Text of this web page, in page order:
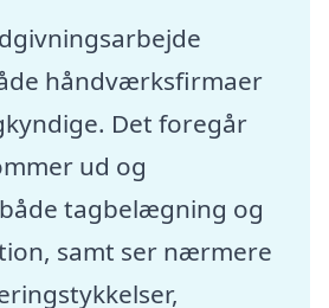
håndværksfirmaer
Det foregår
ud og
tagbelægning og
samt ser nærmere